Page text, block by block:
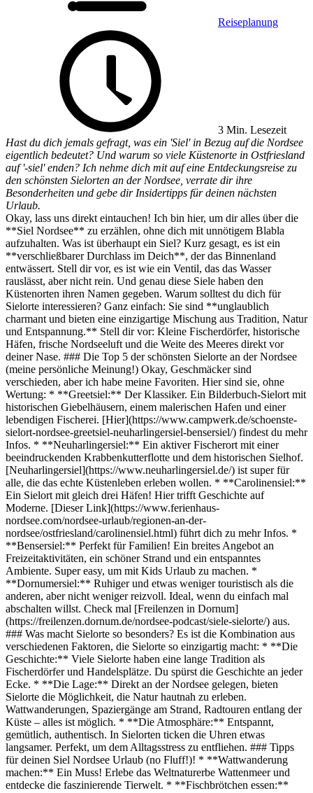
Reiseplanung
3 Min. Lesezeit
Hast du dich jemals gefragt, was ein 'Siel' in Bezug auf die Nordsee
eigentlich bedeutet? Und warum so viele Küstenorte in Ostfriesland
auf '-siel' enden? Ich nehme dich mit auf eine Entdeckungsreise zu
den schönsten Sielorten an der Nordsee, verrate dir ihre
Besonderheiten und gebe dir Insidertipps für deinen nächsten
Urlaub.
Okay, lass uns direkt eintauchen! Ich bin hier, um dir alles über die
**Siel Nordsee** zu erzählen, ohne dich mit unnötigem Blabla
aufzuhalten. Was ist überhaupt ein Siel? Kurz gesagt, es ist ein
**verschließbarer Durchlass im Deich**, der das Binnenland
entwässert. Stell dir vor, es ist wie ein Ventil, das das Wasser
rauslässt, aber nicht rein. Und genau diese Siele haben den
Küstenorten ihren Namen gegeben. Warum solltest du dich für
Sielorte interessieren? Ganz einfach: Sie sind **unglaublich
charmant und bieten eine einzigartige Mischung aus Tradition, Natur
und Entspannung.** Stell dir vor: Kleine Fischerdörfer, historische
Häfen, frische Nordseeluft und die Weite des Meeres direkt vor
deiner Nase. ### Die Top 5 der schönsten Sielorte an der Nordsee
(meine persönliche Meinung!) Okay, Geschmäcker sind
verschieden, aber ich habe meine Favoriten. Hier sind sie, ohne
Wertung: * **Greetsiel:** Der Klassiker. Ein Bilderbuch-Sielort mit
historischen Giebelhäusern, einem malerischen Hafen und einer
lebendigen Fischerei. [Hier](https://www.campwerk.de/schoenste-
sielort-nordsee-greetsiel-neuharlingersiel-bensersiel/) findest du mehr
Infos. * **Neuharlingersiel:** Ein aktiver Fischerort mit einer
beeindruckenden Krabbenkutterflotte und dem historischen Sielhof.
[Neuharlingersiel](https://www.neuharlingersiel.de/) ist super für
alle, die das echte Küstenleben erleben wollen. * **Carolinensiel:**
Ein Sielort mit gleich drei Häfen! Hier trifft Geschichte auf
Moderne. [Dieser Link](https://www.ferienhaus-
nordsee.com/nordsee-urlaub/regionen-an-der-
nordsee/ostfriesland/carolinensiel.html) führt dich zu mehr Infos. *
**Bensersiel:** Perfekt für Familien! Ein breites Angebot an
Freizeitaktivitäten, ein schöner Strand und ein entspanntes
Ambiente. Super easy, um mit Kids Urlaub zu machen. *
**Dornumersiel:** Ruhiger und etwas weniger touristisch als die
anderen, aber nicht weniger reizvoll. Ideal, wenn du einfach mal
abschalten willst. Check mal [Freilenzen in Dornum]
(https://freilenzen.dornum.de/nordsee-podcast/siele-sielorte/) aus.
### Was macht Sielorte so besonders? Es ist die Kombination aus
verschiedenen Faktoren, die Sielorte so einzigartig macht: * **Die
Geschichte:** Viele Sielorte haben eine lange Tradition als
Fischerdörfer und Handelsplätze. Du spürst die Geschichte an jeder
Ecke. * **Die Lage:** Direkt an der Nordsee gelegen, bieten
Sielorte die Möglichkeit, die Natur hautnah zu erleben.
Wattwanderungen, Spaziergänge am Strand, Radtouren entlang der
Küste – alles ist möglich. * **Die Atmosphäre:** Entspannt,
gemütlich, authentisch. In Sielorten ticken die Uhren etwas
langsamer. Perfekt, um dem Alltagsstress zu entfliehen. ### Tipps
für deinen Siel Nordsee Urlaub (no Fluff!)! * **Wattwanderung
machen:** Ein Muss! Erlebe das Weltnaturerbe Wattenmeer und
entdecke die faszinierende Tierwelt. * **Fischbrötchen essen:**